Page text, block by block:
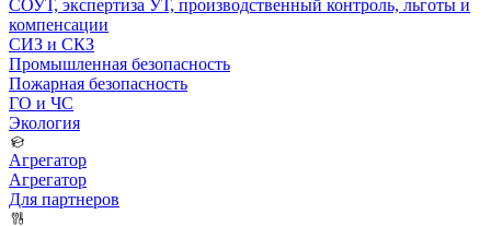
СОУТ, экспертиза УТ, производственный контроль, льготы и
компенсации
СИЗ и СКЗ
Промышленная безопасность
Пожарная безопасность
ГО и ЧС
Экология
Агрегатор
Агрегатор
Для партнеров